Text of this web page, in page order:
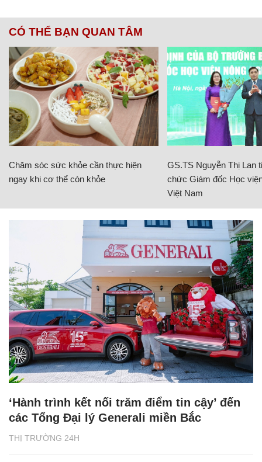
CÓ THỂ BẠN QUAN TÂM
Chăm sóc sức khỏe cần thực hiện
ngay khi cơ thể còn khỏe
GS.TS Nguyễn Thị Lan
chức Giám đốc Học
Việt Nam
THỊ TRƯỜNG 24H
‘Hành trình kết nối trăm điểm tin cậy’ đến
các Tổng Đại lý Generali miền Bắc